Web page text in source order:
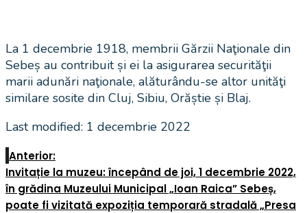
La 1 decembrie 1918, membrii Gărzii Naţionale din
Sebeș au contribuit și ei la asigurarea securităţii
marii adunări naţionale, alăturându-se altor unităţi
similare sosite din Cluj, Sibiu, Orăștie și Blaj.
Last modified: 1 decembrie 2022
Anterior:
Invitație la muzeu: începând de joi, 1 decembrie 2022,
în grădina Muzeului Municipal „Ioan Raica” Sebeș,
poate fi vizitată expoziția temporară stradală „Presa